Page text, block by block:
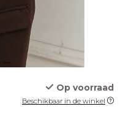
Op voorraad
Beschikbaar in de winkel